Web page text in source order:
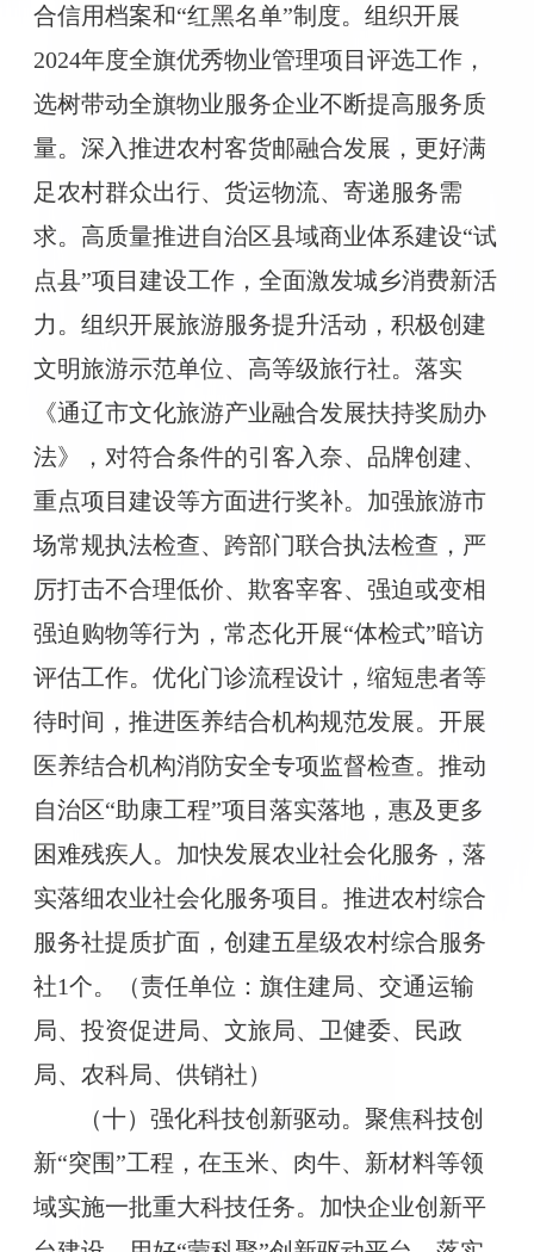
合信用档案和“红黑名单”制度。组织开展
2024年度全旗优秀物业管理项目评选工作，
选树带动全旗物业服务企业不断提高服务质
量。深入推进农村客货邮融合发展，更好满
足农村群众出行、货运物流、寄递服务需
求。高质量推进自治区县域商业体系建设“试
点县”项目建设工作，全面激发城乡消费新活
力。组织开展旅游服务提升活动，积极创建
文明旅游示范单位、高等级旅行社。落实
《通辽市文化旅游产业融合发展扶持奖励办
法》，对符合条件的引客入奈、品牌创建、
重点项目建设等方面进行奖补。加强旅游市
场常规执法检查、跨部门联合执法检查，严
厉打击不合理低价、欺客宰客、强迫或变相
强迫购物等行为，常态化开展“体检式”暗访
评估工作。优化门诊流程设计，缩短患者等
待时间，推进医养结合机构规范发展。开展
医养结合机构消防安全专项监督检查。推动
自治区“助康工程”项目落实落地，惠及更多
困难残疾人。加快发展农业社会化服务，落
实落细农业社会化服务项目。推进农村综合
服务社提质扩面，创建五星级农村综合服务
社1个。（责任单位：旗住建局、交通运输
局、投资促进局、文旅局、卫健委、民政
局、农科局、供销社）
（十）强化科技创新驱动。聚焦科技创
新“突围”工程，在玉米、肉牛、新材料等领
域实施一批重大科技任务。加快企业创新平